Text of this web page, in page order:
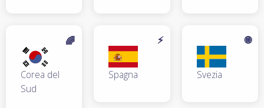
Corea del
Sud
🌈
Spagna
⚡
Svezia
🌐